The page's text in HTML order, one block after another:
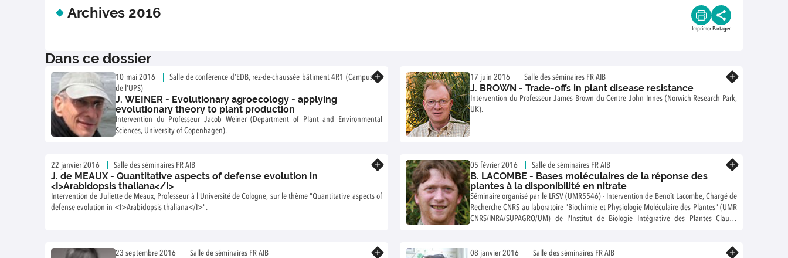
Archives 2016
Imprimer Partager
Dans ce dossier
10 mai 2016
Salle de conférence d’EDB, rez-de-chaussée bâtiment 4R1 (Campus
de l’UPS)
J. WEINER - Evolutionary agroecology - applying
evolutionary theory to plant production
Intervention du Professeur Jacob Weiner (Department of Plant and Environmental
Sciences, University of Copenhagen).
17 juin 2016 Salle des séminaires FR AIB
J. BROWN - Trade-offs in plant disease resistance
Intervention du Professeur James Brown du Centre John Innes (Norwich Research Park,
UK).
22 janvier 2016 Salle des séminaires FR AIB
J. de MEAUX - Quantitative aspects of defense evolution in
<I>Arabidopsis thaliana</I>
Intervention de Juliette de Meaux, Professeur à l'Université de Cologne, sur le thème "Quantitative aspects of
defense evolution in <I>Arabidopsis thaliana</I>".
05 février 2016 Salle de séminaires FR AIB
B. LACOMBE - Bases moléculaires de la réponse des
plantes à la disponibilité en nitrate
Séminaire organisé par le LRSV (UMR5546) - Intervention de Benoît Lacombe, Chargé de
Recherche CNRS au laboratoire "Biochimie et Physiologie Moléculaire des Plantes" (UMR
CNRS/INRA/SUPAGRO/UM) de l'Institut de Biologie Intégrative des Plantes Claude
23 septembre 2016 Salle de séminaires FR AIB 08 janvier 2016 Salle des séminaires FR AIB